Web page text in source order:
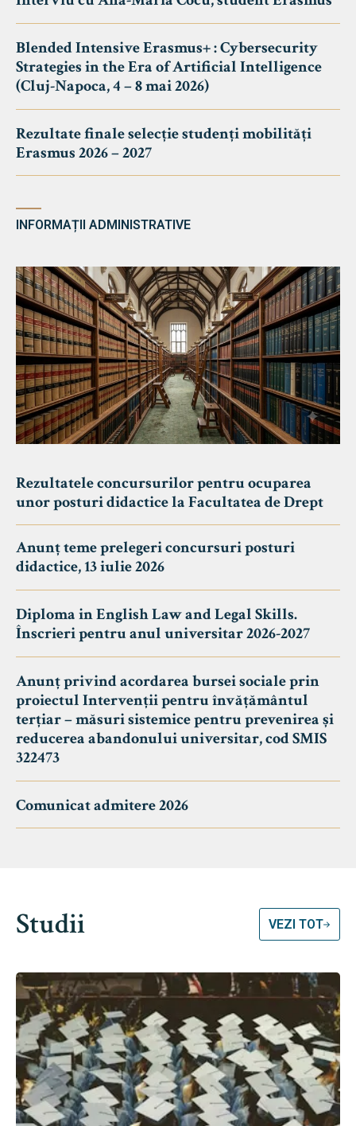
Blended Intensive Erasmus+ : Cybersecurity
Strategies in the Era of Artificial Intelligence
(Cluj-Napoca, 4 – 8 mai 2026)
Rezultate finale selecție studenți mobilități
Erasmus 2026 – 2027
INFORMAȚII ADMINISTRATIVE
Rezultatele concursurilor pentru ocuparea
unor posturi didactice la Facultatea de Drept
Anunț teme prelegeri concursuri posturi
didactice, 13 iulie 2026
Diploma in English Law and Legal Skills.
Înscrieri pentru anul universitar 2026-2027
Anunț privind acordarea bursei sociale prin
proiectul Intervenții pentru învățământul
terțiar – măsuri sistemice pentru prevenirea și
reducerea abandonului universitar, cod SMIS
322473
Comunicat admitere 2026
Studii VEZI TOT